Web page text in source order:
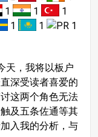
1 1
1
1 1
1
天，我将以板户
深受读者喜爱的
这两个角色无法
及五条佐通等其
入我的分析，与